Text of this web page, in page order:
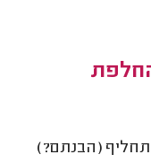
תחליף (הבנתם?)